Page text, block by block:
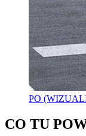
PO
CO TU